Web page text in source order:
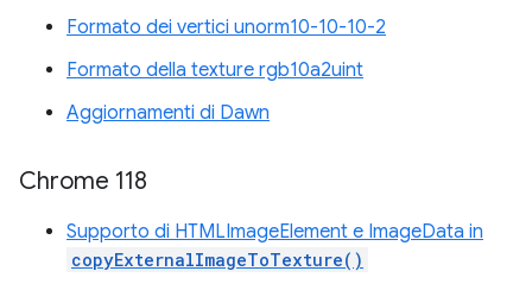
Formato dei vertici unorm10-10-10-2
Formato della texture rgb10a2uint
Aggiornamenti di Dawn
Chrome 118
Supporto di HTMLImageElement e ImageData in
copyExternalImageToTexture()